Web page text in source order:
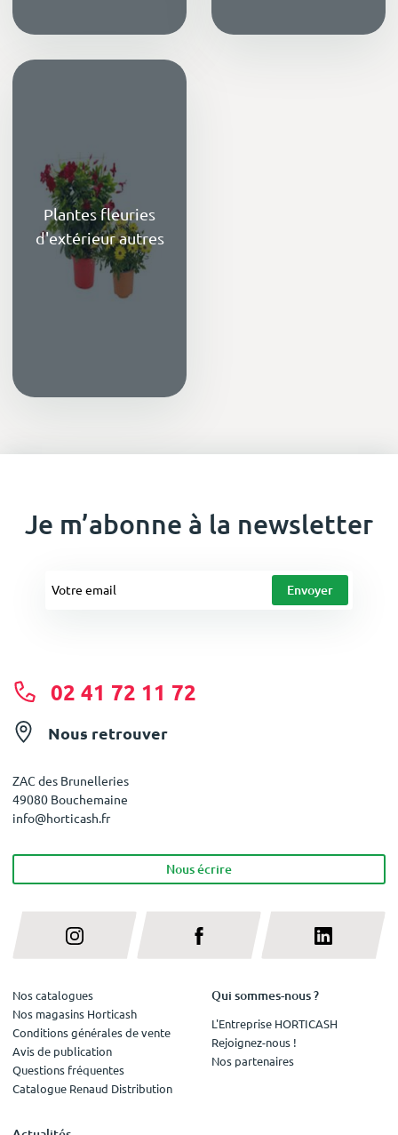
Plantes fleuries
d'extérieur autres
Je m’abonne à la newsletter
02 41 72 11 72
Nous retrouver
ZAC des Brunelleries
49080 Bouchemaine
info@horticash.fr
Nous écrire
Nos catalogues
Nos magasins Horticash
Conditions générales de vente
Avis de publication
Questions fréquentes
Catalogue Renaud Distribution
Qui sommes-nous ?
L'Entreprise HORTICASH
Rejoignez-nous !
Nos partenaires